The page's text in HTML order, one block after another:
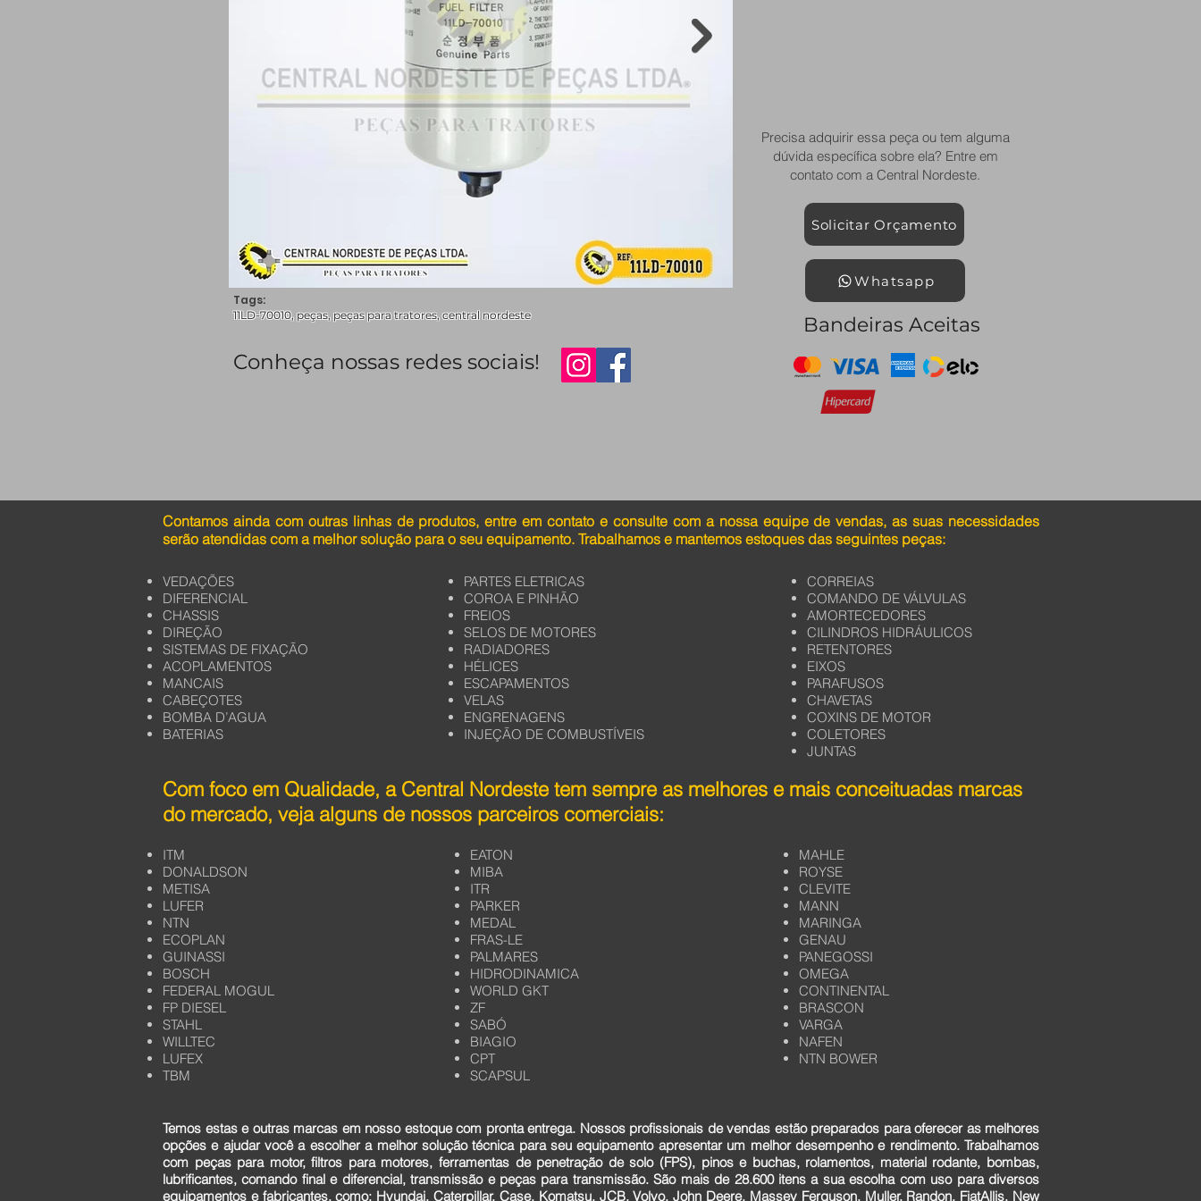
Precisa adquirir essa peça ou tem alguma
dúvida específica sobre ela? Entre em
contato com a Central Nordeste.
Solicitar Orçamento
Whatsapp
Bandeiras Aceitas
11LD-70010, peças, peças para tratores, central nordeste
Conheça nossas redes sociais!
Tags:
Contamos ainda com outras linhas de produtos, entre em contato e consulte com a nossa equipe de vendas, as suas necessidades
serão atendidas com a melhor solução para o seu equipamento. Trabalhamos e mantemos estoques das seguintes peças:
VEDAÇÕES
DIFERENCIAL
CHASSIS
DIREÇÃO
SISTEMAS DE FIXAÇÃO
ACOPLAMENTOS
MANCAIS
CABEÇOTES
BOMBA D’AGUA
BATERIAS
PARTES ELETRICAS
COROA E PINHÃO
FREIOS
SELOS DE MOTORES
RADIADORES
HÉLICES
ESCAPAMENTOS
VELAS
ENGRENAGENS
INJEÇÃO DE COMBUSTÍVEIS
CORREIAS
COMANDO DE VÁLVULAS
AMORTECEDORES
CILINDROS HIDRÁULICOS
RETENTORES
EIXOS
PARAFUSOS
CHAVETAS
COXINS DE MOTOR
COLETORES
JUNTAS
Com foco em Qualidade, a Central Nordeste tem sempre as melhores e mais conceituadas marcas
do mercado, veja alguns de nossos parceiros comerciais:
ITM
DONALDSON
METISA
LUFER
NTN
ECOPLAN
GUINASSI
BOSCH
FEDERAL MOGUL
FP DIESEL
STAHL
WILLTEC
LUFEX
TBM
EATON
MIBA
ITR
PARKER
MEDAL
FRAS-LE
PALMARES
HIDRODINAMICA
WORLD GKT
ZF
SABÓ
BIAGIO
CPT
SCAPSUL
MAHLE
ROYSE
CLEVITE
MANN
MARINGA
GENAU
PANEGOSSI
OMEGA
CONTINENTAL
BRASCON
VARGA
NAFEN
NTN BOWER
Temos estas e outras marcas em nosso estoque com pronta entrega. Nossos profissionais de vendas estão preparados para oferecer as melhores
opções e ajudar você a escolher a melhor solução técnica para seu equipamento apresentar um melhor desempenho e rendimento. Trabalhamos
com peças para motor, filtros para motores, ferramentas de penetração de solo (FPS), pinos e buchas, rolamentos, material rodante, bombas,
lubrificantes, comando final e diferencial, transmissão e peças para transmissão. São mais de 28.600 itens a sua escolha com uso para diversos
equipamentos e fabricantes, como: Hyundai, Caterpillar, Case, Komatsu, JCB, Volvo, John Deere, Massey Ferguson, Muller, Randon, FiatAllis, New